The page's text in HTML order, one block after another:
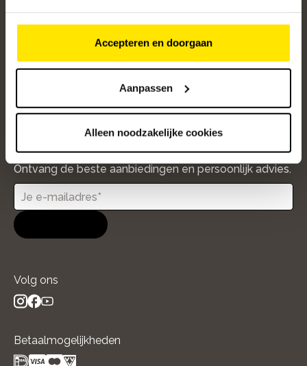
Accepteren en doorgaan
Aanpassen
Alleen noodzakelijke cookies
Onze service
Klantenservice
Over ons
12485 beoordelingen
Altijd op de hoogte van onze acties
Ontvang de beste aanbiedingen en persoonlijk advies.
Volg ons
Betaalmogelijkheden